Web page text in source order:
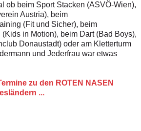
ob beim Sport Stacken (ASVÖ-Wien),
Austria), beim
(Fit und Sicher), beim
in Motion), beim Dart (Bad Boys),
Donaustadt) oder am Kletterturm
und Jederfrau war etwas
zu den ROTEN NASEN
...